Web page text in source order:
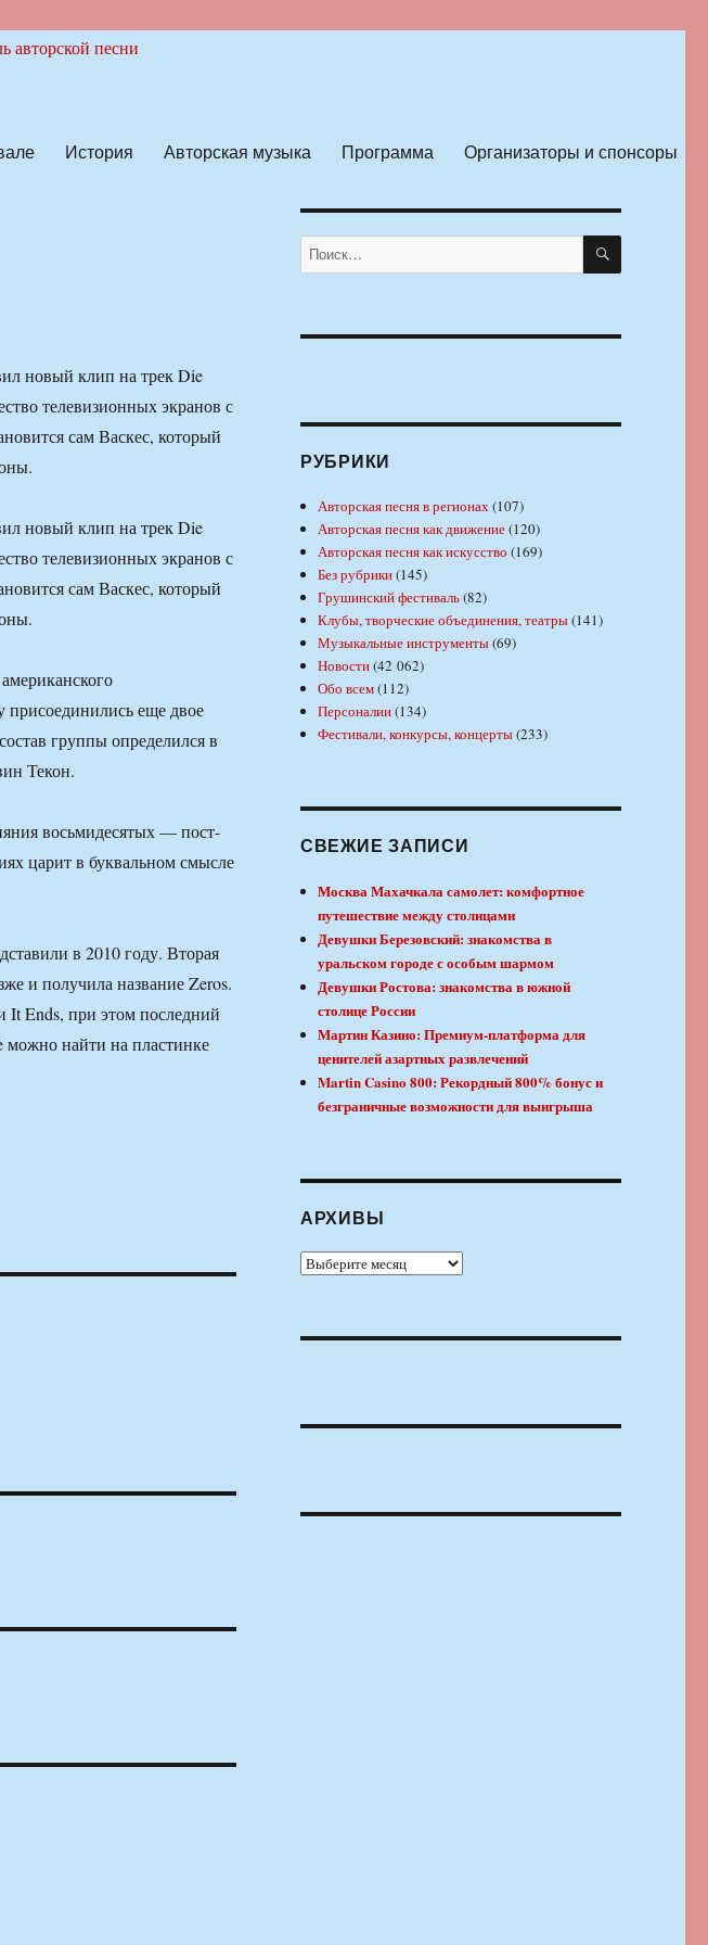
История Авторская музыка Программа Организаторы и спонсоры
новый клип на трек Die
телевизионных экранов с
сам Васкес, который
новый клип на трек Die
телевизионных экранов с
сам Васкес, который
присоединились еще двое
группы определился в
Текон.
восьмидесятых — пост-
царит в буквальном смысле
в 2010 году. Вторая
и получила название Zeros.
It Ends, при этом последний
можно найти на пластинке
Искать: ПОИСК
РУБРИКИ
Авторская песня в регионах(107)
Авторская песня как движение(120)
Авторская песня как искусство (169)
Без рубрики(145)
Грушинский фестиваль(82)
Клубы, творческие объединения, театры(141)
Музыкальные инструменты(69)
Новости(42 062)
Обо всем(112)
Персоналии(134)
Фестивали, конкурсы, концерты(233)
СВЕЖИЕ ЗАПИСИ
Москва Махачкала самолет: комфортное
путешествие между столицами
Девушки Березовский: знакомства в
уральском городе с особым шармом
Девушки Ростова: знакомства в южной
столице России
Мартин Казино: Премиум-платформа для
ценителей азартных развлечений
Martin Casino 800: Рекордный 800% бонус и
безграничные возможности для выигрыша
АРХИВЫ
Архивы